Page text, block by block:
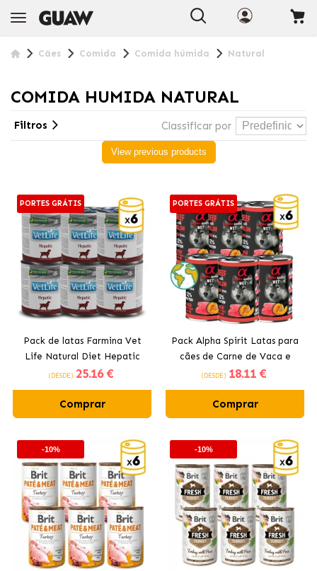
Cães Comida Comida húmida Natural
COMIDA HUMIDA NATURAL
Classificar por
Filtros
View previous products
PORTES GRÁTIS
Pack de latas Farmina Vet
Life Natural Diet Hepatic
para cães.
(DESDE) 25.16 €
Comprar
PORTES GRÁTIS
Pack Alpha Spirit Latas para
cães de Carne de Vaca e
Melão
(DESDE) 18.11 €
Comprar
-10% -10%